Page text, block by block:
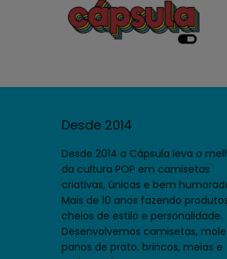
Desde 2014
Desde 2014 a Cápsula leva o
da cultura POP em camisetas
criativas, únicas e bem
Mais de 10 anos fazendo
cheios de estilo e personalidade.
Desenvolvemos camisetas,
panos de prato, brincos, meias e